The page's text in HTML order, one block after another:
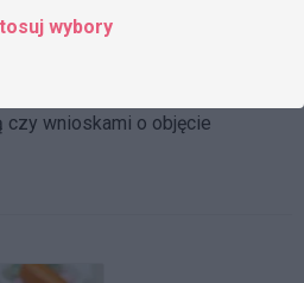
przeznaczenia
czy wnioskami o objęcie
wybory